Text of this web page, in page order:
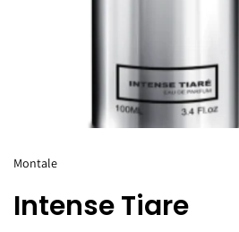
Montale
Intense Tiare